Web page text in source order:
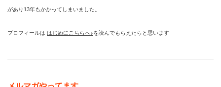
があり13年もかかってしまいました。
プロフィールは はじめにこちらへ♪を読んでもらえたらと思います